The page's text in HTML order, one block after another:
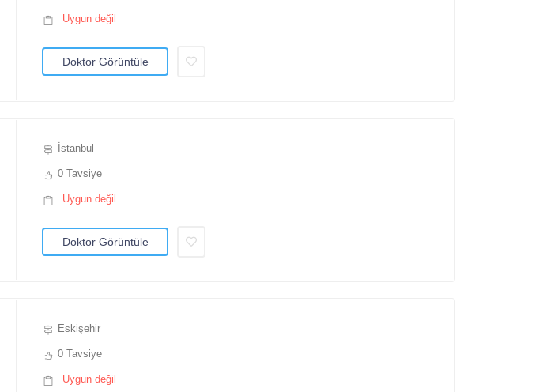
Uygun değil
Doktor Görüntüle
İstanbul
0 Tavsiye
Uygun değil
Doktor Görüntüle
Eskişehir
0 Tavsiye
Uygun değil